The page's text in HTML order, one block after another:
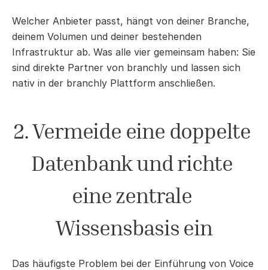
Welcher Anbieter passt, hängt von deiner Branche,
deinem Volumen und deiner bestehenden
Infrastruktur ab. Was alle vier gemeinsam haben: Sie
sind direkte Partner von branchly und lassen sich
nativ in der branchly Plattform anschließen.
2. Vermeide eine doppelte
Datenbank und richte
eine zentrale
Wissensbasis ein
Das häufigste Problem bei der Einführung von Voice